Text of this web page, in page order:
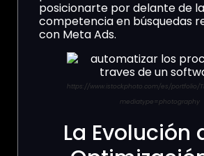
posicionarte por delante de la
competencia en búsquedas
con Meta Ads.
https://www.istockphoto.com/es/portfolio/
mediatype=photography
La Evolución